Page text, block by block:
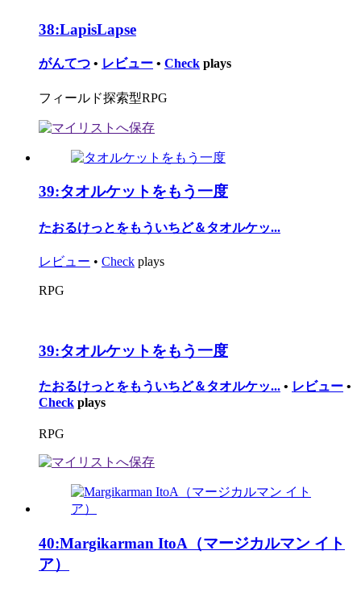
38:LapisLapse
がんてつ • レビュー • Check plays
フィールド探索型RPG
39:タオルケットをもう一度
たおるけっとをもういちど＆タオルケッ...
レビュー • Check plays
RPG
39:タオルケットをもう一度
たおるけっとをもういちど＆タオルケッ... • レビュー •
Check plays
RPG
40:Margikarman ItoA（マージカルマン イト
ア）